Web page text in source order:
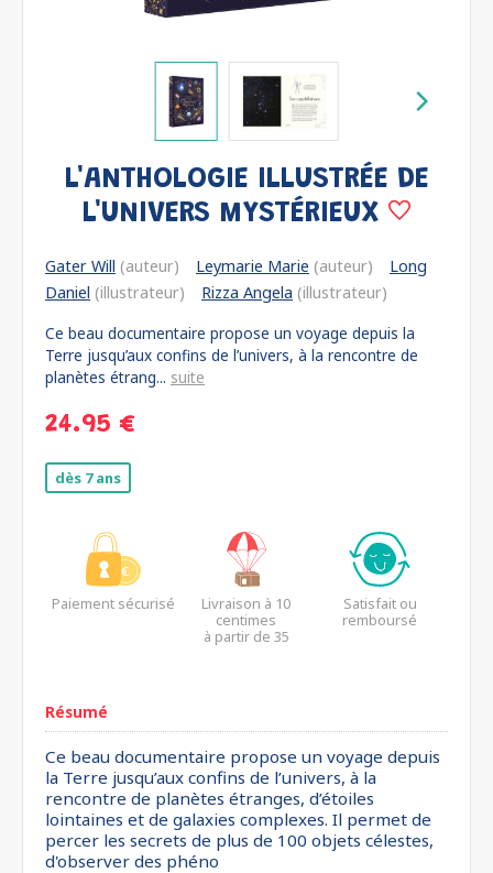
L'ANTHOLOGIE ILLUSTRÉE DE
L'UNIVERS MYSTÉRIEUX
Gater Will (auteur) Leymarie Marie (auteur)
Long
Daniel (illustrateur) Rizza Angela (illustrateur)
Ce beau documentaire propose un voyage depuis la
Terre jusqu’aux confins de l’univers, à la rencontre de
planètes étrang... suite
24.95 €
dès 7 ans
Paiement sécurisé
Livraison à 10
centimes
à partir de 35
Satisfait ou
remboursé
Résumé
Ce beau documentaire propose un voyage depuis
la Terre jusqu’aux confins de l’univers, à la
rencontre de planètes étranges, d’étoiles
lointaines et de galaxies complexes. Il permet de
percer les secrets de plus de 100 objets célestes,
d'observer des phéno